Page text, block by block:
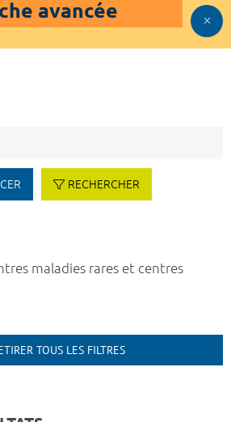
avancée
RECHERCHER
maladies rares et centres
TOUS LES FILTRES